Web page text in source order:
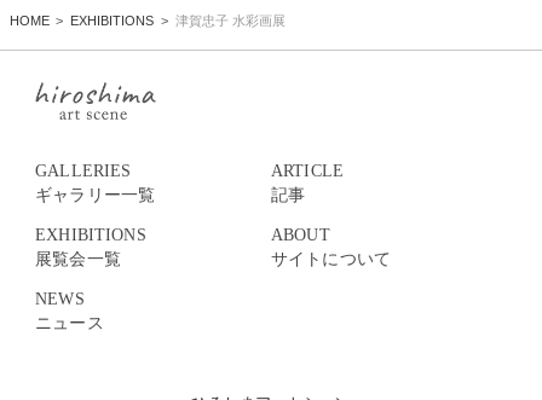
HOME EXHIBITIONS 津賀忠子 水彩画展
GALLERIES
ギャラリー一覧
EXHIBITIONS
展覧会一覧
NEWS
ニュース
ARTICLE
記事
ABOUT
サイトについて